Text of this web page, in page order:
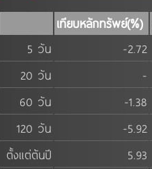
เทียบหลักทรัพย์(%)
5 วัน
-2.72
20 วัน
-
60 วัน
-1.38
120 วัน
-5.92
ตั้งแต่ต้นปี
5.93